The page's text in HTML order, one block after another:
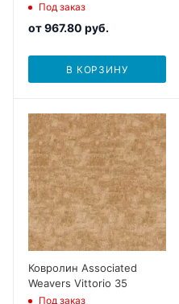
Под заказ
от967.80 руб.
В КОРЗИНУ
Ковролин Associated
Weavers Vittorio 35
Под заказ